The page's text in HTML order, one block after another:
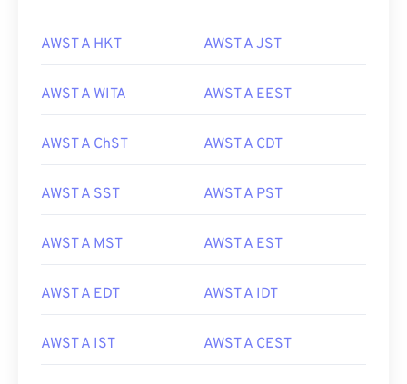
AWST A HKT AWST A JST
AWST A WITA AWST A EEST
AWST A ChST AWST A CDT
AWST A SST AWST A PST
AWST A MST AWST A EST
AWST A EDT AWST A IDT
AWST A IST AWST A CEST